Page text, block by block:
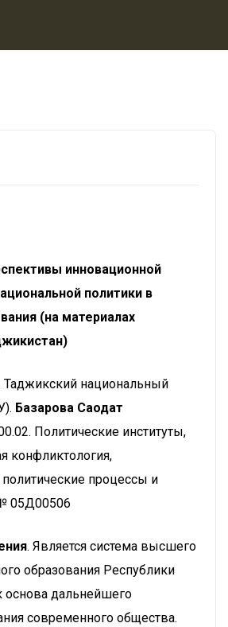
инновационной
политики в
(на материалах
Таджикский национальный
Базарова Саодат
Политические институты,
конфликтология,
процессы и
05Д00506
. Является система высшего
образования Республики
основа дальнейшего
современного общества.